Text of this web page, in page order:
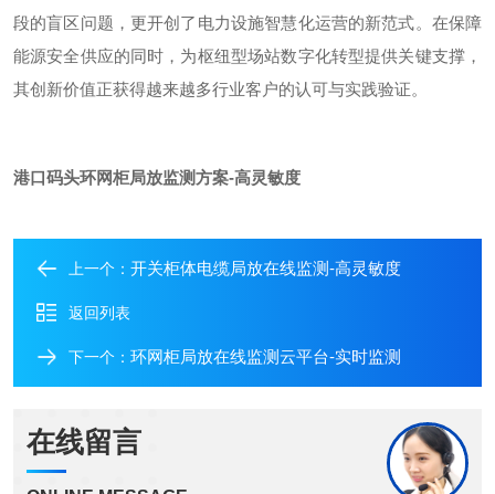
段的盲区问题，更开创了电力设施智慧化运营的新范式。在保障
能源安全供应的同时，为枢纽型场站数字化转型提供关键支撑，
其创新价值正获得越来越多行业客户的认可与实践验证。
港口码头环网柜局放监测方案-高灵敏度
上一个： 开关柜体电缆局放在线监测-高灵敏度
返回列表
下一个： 环网柜局放在线监测云平台-实时监测
在线留言